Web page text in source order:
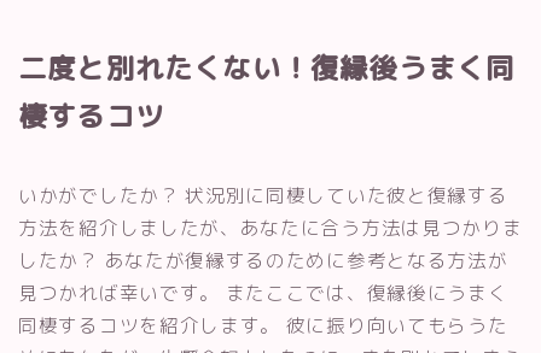
二度と別れたくない！復縁後うまく同
棲するコツ
いかがでしたか？ 状況別に同棲していた彼と復縁する
方法を紹介しましたが、あなたに合う方法は見つかりま
したか？ あなたが復縁するのために参考となる方法が
見つかれば幸いです。 またここでは、復縁後にうまく
同棲するコツを紹介します。 彼に振り向いてもらうた